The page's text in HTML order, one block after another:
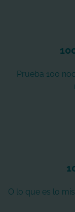
Prueba 100
O lo que es lo